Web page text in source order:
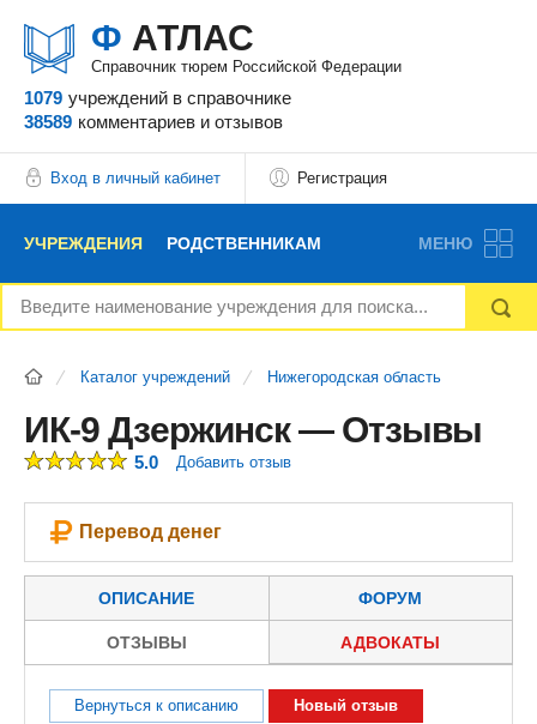
Ф АТЛАС
Справочник тюрем Российской Федерации
1079 учреждений в справочнике
38589 комментариев и отзывов
Вход в личный кабинет Регистрация
УЧРЕЖДЕНИЯ РОДСТВЕННИКАМ
НОВОСТИ БЛОГ АДВОКАТЫ
РЕКЛАМОДАТЕЛЯМ
МЕНЮ
Каталог учреждений Нижегородская область
ИК-9 Дзержинск — Отзывы
5.0 Добавить отзыв
Перевод денег
ОПИСАНИЕ ФОРУМ
ОТЗЫВЫ АДВОКАТЫ
Вернуться к описанию Новый отзыв